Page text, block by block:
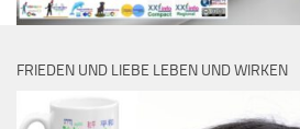
FRIEDEN UND LIEBE LEBEN UND WIRKEN